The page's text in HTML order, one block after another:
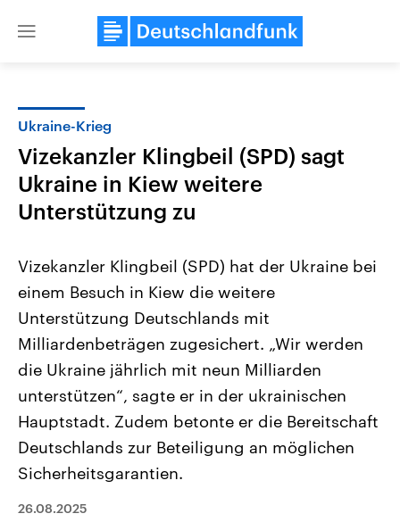
Close
Landtagswahl Sachsen-Anhalt
2026
Alle Informationen
Sachsen-Anhalt wählt am 6.
September 2026 einen neuen
Landtag. Seit 2021 wird das
Bundesland von einer Koalition aus
Umfragen, Prognosen,
Wahlprogramme, aktuelle Berichte
und Hintergründe zu den Parteien
und Kandidaten der anstehenden
Wahl.
USA
Aktuelle Beiträge,
Hintergründe
Wirtschaftlich und
gehören die Vereinigten
mit großem Einfluss auf
Sendungen Programm Podcasts
Ukraine-Krieg
Vizekanzler Klingbeil (SPD) sagt
Ukraine in Kiew weitere
Unterstützung zu
Vizekanzler Klingbeil (SPD) hat der Ukraine bei
einem Besuch in Kiew die weitere
Unterstützung Deutschlands mit
Milliardenbeträgen zugesichert. „Wir werden
die Ukraine jährlich mit neun Milliarden
unterstützen“, sagte er in der ukrainischen
Hauptstadt. Zudem betonte er die Bereitschaft
Deutschlands zur Beteiligung an möglichen
Sicherheitsgarantien.
26.08.2025